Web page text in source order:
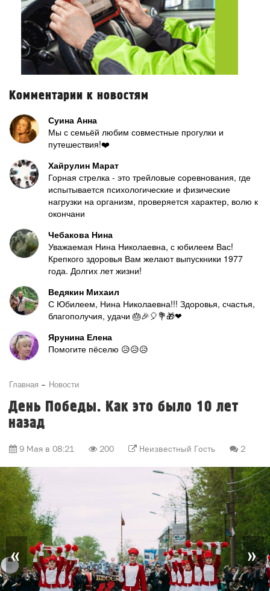
Комментарии к новостям
Суина Анна
Мы с семьёй любим совместные прогулки и
путешествия!❤️
Хайрулин Марат
Горная стрелка - это трейловые соревнования, где
испытывается психологические и физические
нагрузки на организм, проверяется характер, волю к
окончани
Чебакова Нина
Уважаемая Нина Николаевна, с юбилеем Вас!
Крепкого здоровья Вам желают выпускники 1977
года. Долгих лет жизни!
Ведякин Михаил
С Юбилеем, Нина Николаевна!!! Здоровья, счастья,
благополучия, удачи 🎂🎉🎈💐🎁❤
Ярунина Елена
Помогите пёселю 😥😥😥
Главная Новости
День Победы. Как это было 10 лет
назад
9 Мая в 08:21 200 Неизвестный Гость 2
« »